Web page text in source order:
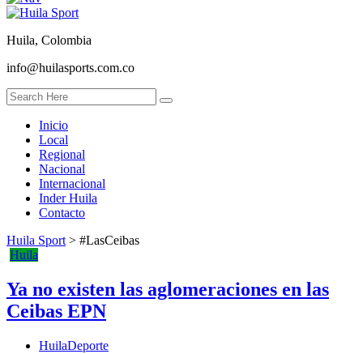
Huila, Colombia
info@huilasports.com.co
Inicio
Local
Regional
Nacional
Internacional
Inder Huila
Contacto
Huila Sport > #LasCeibas
Huila
Ya no existen las aglomeraciones en las
Ceibas EPN
HuilaDeporte